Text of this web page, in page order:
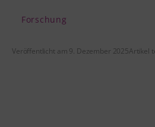
Forschung
Veröffentlicht am 9. Dezember 2025Artikel